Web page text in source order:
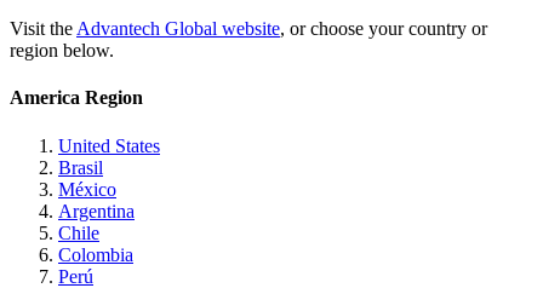
Visit the Advantech Global website, or choose your country or
region below.
America Region
United States
Brasil
México
Argentina
Chile
Colombia
Perú